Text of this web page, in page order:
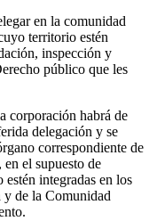
en la comunidad
territorio estén
inspección y
público que les
corporación habrá de
delegación y se
correspondiente de
el supuesto de
integradas en los
de la Comunidad